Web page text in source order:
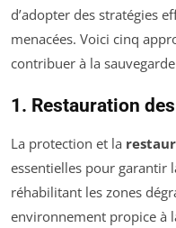
d’adopter des stratégies
menacées. Voici cinq
contribuer à la
1. Restauration
La protection et la
essentielles pour garantir
réhabilitant les zones
environnement propice à